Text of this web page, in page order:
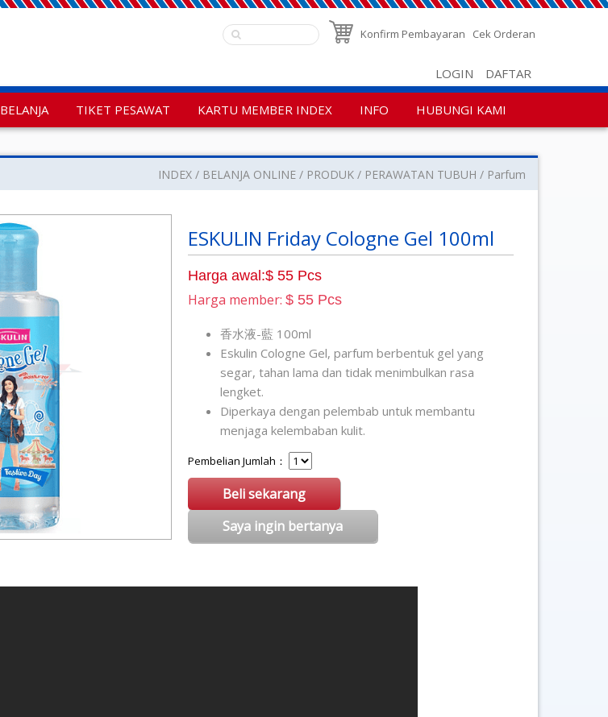
Konfirm Pembayaran Cek Orderan
LOGIN DAFTAR
BELANJA TIKET PESAWAT KARTU MEMBER INDEX INFO HUBUNGI KAMI
INDEX BELANJA ONLINE PRODUK PERAWATAN TUBUH Parfum
ESKULIN Friday Cologne Gel 100ml
Harga awal:$ 55 Pcs
Harga member:$ 55 Pcs
香水液-藍 100ml
Eskulin Cologne Gel, parfum berbentuk gel yang
segar, tahan lama dan tidak menimbulkan rasa
lengket.
Diperkaya dengan pelembab untuk membantu
menjaga kelembaban kulit.
Pembelian Jumlah：
Beli sekarang
Saya ingin bertanya